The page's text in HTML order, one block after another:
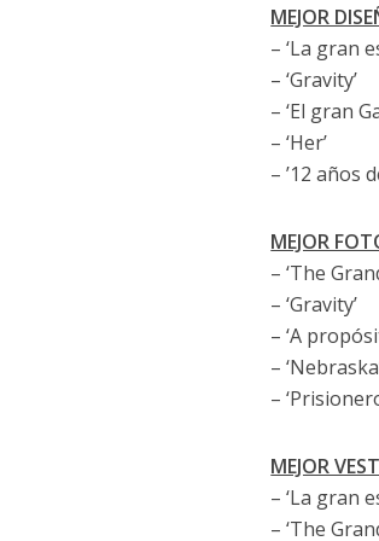
MEJOR
– ‘La gran
– ‘Gravity’
– ‘El gran
– ‘Her’
– ’12 años
MEJOR
– ‘The
– ‘Gravity’
– ‘A
–
–
MEJOR
– ‘La gran
– ‘The